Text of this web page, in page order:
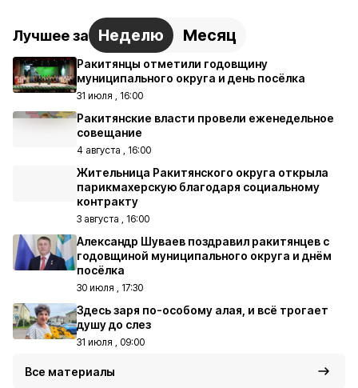
Лучшее за Неделю Месяц
Ракитянцы отметили годовщину
муниципального округа и день посёлка
31 июля , 16:00
Ракитянские власти провели еженедельное
совещание
4 августа , 16:00
Жительница Ракитянского округа открыла
парикмахерскую благодаря социальному
контракту
3 августа , 16:00
Александр Шуваев поздравил ракитянцев с
годовщиной муниципального округа и днём
посёлка
30 июля , 17:30
Здесь заря по-особому алая, и всё трогает
душу до слез
31 июля , 09:00
Все материалы